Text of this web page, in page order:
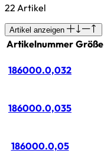
22 Artikel
Artikel anzeigen
Artikelnummer Größe
186000.0,032
186000.0,035
186000.0,05